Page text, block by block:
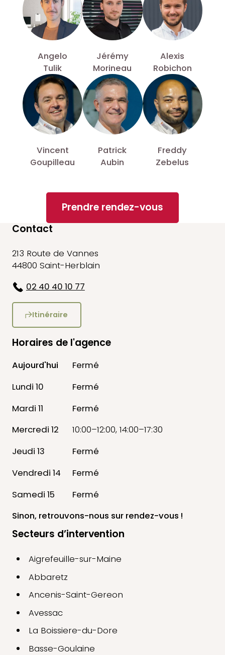
Angelo
Tulik
Jérémy
Morineau
Alexis
Robichon
Vincent
Goupilleau
Patrick
Aubin
Freddy
Zebelus
Prendre rendez-vous
Contact
213 Route de Vannes
44800 Saint-Herblain
02 40 40 10 77
Itinéraire
Horaires de l'agence
Aujourd'hui
Fermé
Lundi 10
Fermé
Mardi 11
Fermé
Mercredi 12
10:00–12:00, 14:00–17:30
Jeudi 13
Fermé
Vendredi 14
Fermé
Samedi 15
Fermé
Sinon, retrouvons-nous sur rendez-vous !
Secteurs d’intervention
Aigrefeuille-sur-Maine
Abbaretz
Ancenis-Saint-Gereon
Avessac
La Boissiere-du-Dore
Basse-Goulaine